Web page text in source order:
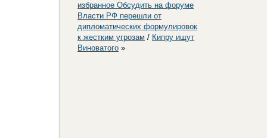
избранное Обсудить на форуме
Власти РФ перешли от
дипломатических формулировок
к жестким угрозам / Кипру ищут
Виноватого »